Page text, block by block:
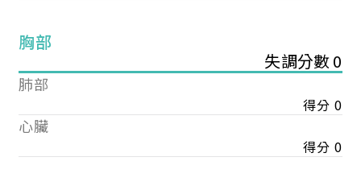
胸部
失調分數 0
肺部
得分 0
心臟
得分 0